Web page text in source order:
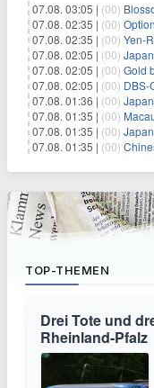
07.08. 03:05 | (00)
07.08. 02:35 | (00)
07.08. 02:35 | (00) Yen-
07.08. 02:05 | (00) Japans
07.08. 02:05 | (00) Gold
07.08. 02:05 | (00) DBS-
07.08. 01:36 | (00) Japans
07.08. 01:35 | (00) Macau
07.08. 01:35 | (00) Japans
07.08. 01:35 | (00)
TOP-THEMEN
Drei Tote und
Rheinland-Pfalz